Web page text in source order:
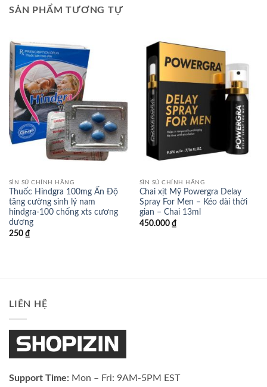
SẢN PHẨM TƯƠNG TỰ
SÌN SÚ CHÍNH HÃNG
Thuốc Hindgra 100mg Ấn Độ
tăng cường sinh lý nam
hindgra-100 chống xts cương
dương
250 ₫
SÌN SÚ CHÍNH HÃNG
Chai xịt Mỹ Powergra Delay
Spray For Men – Kéo dài thời
gian – Chai 13ml
450.000 ₫
LIÊN HỆ
Support Time: Mon – Fri: 9AM-5PM EST